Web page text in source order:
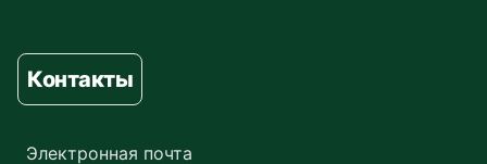
Контакты
Электронная почта